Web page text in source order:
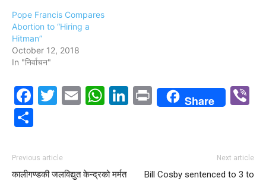
Pope Francis Compares
Abortion to “Hiring a
Hitman”
October 12, 2018
In "निर्वाचन"
Facebook
Twitter
EmailWhatsApp
LinkedIn
PrintShare
Previous article
कालीगण्डकी जलविद्युत केन्द्रको मर्मत
Next article
Bill Cosby sentenced to 3 to